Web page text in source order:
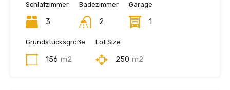
Schlafzimmer
3
Badezimmer
2
Garage
1
Grundstücksgröße
156 m2
Lot Size
250 m2